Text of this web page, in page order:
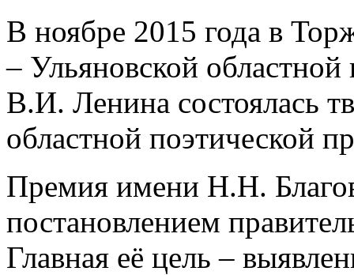
В ноябре 2015 года в
– Ульяновской
В.И. Ленина состоялась
областной поэтической
Премия имени Н.Н.
постановлением
Главная её цель –